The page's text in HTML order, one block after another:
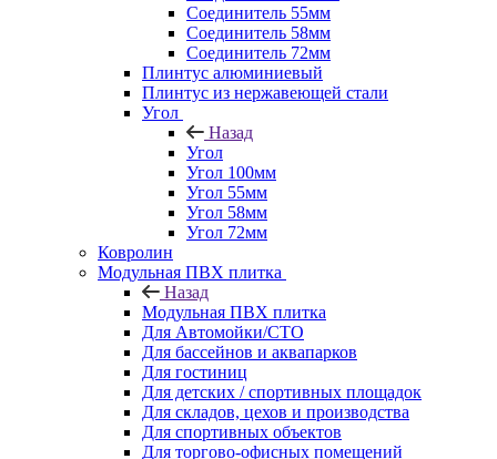
Соединитель 55мм
Соединитель 58мм
Соединитель 72мм
Плинтус алюминиевый
Плинтус из нержавеющей стали
Угол
Назад
Угол
Угол 100мм
Угол 55мм
Угол 58мм
Угол 72мм
Ковролин
Модульная ПВХ плитка
Назад
Модульная ПВХ плитка
Для Автомойки/СТО
Для бассейнов и аквапарков
Для гостиниц
Для детских / спортивных площадок
Для складов, цехов и производства
Для спортивных объектов
Для торгово-офисных помещений